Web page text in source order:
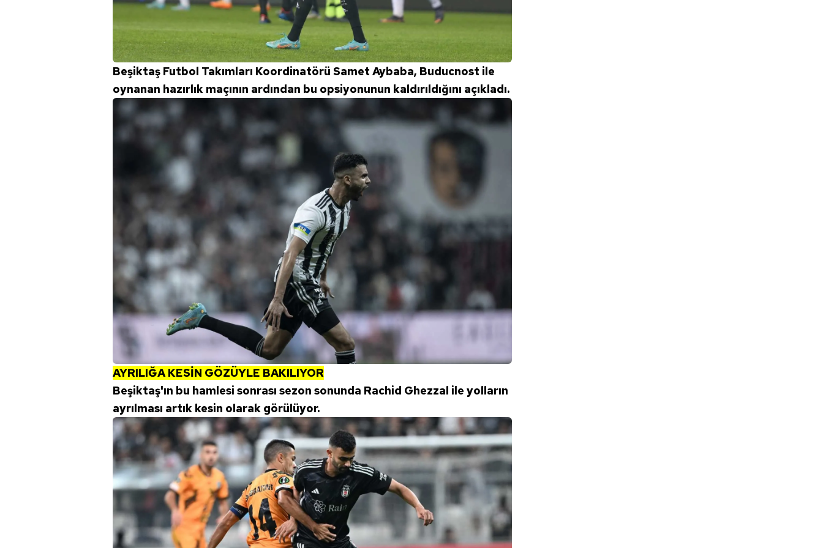
mevzuata uygun olarak kullanılan çerezlerle ilgili bilgi almak için lütfen
Beşiktaş Futbol Takımları Koordinatörü Samet Aybaba, Buducnost ile
oynanan hazırlık maçının ardından bu opsiyonunun kaldırıldığını açıkladı.
AYRILIĞA KESİN GÖZÜYLE BAKILIYOR
Beşiktaş'ın bu hamlesi sonrası sezon sonunda Rachid Ghezzal ile yolların
ayrılması artık kesin olarak görülüyor.